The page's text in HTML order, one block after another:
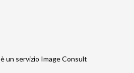
è un servizio Image Consult